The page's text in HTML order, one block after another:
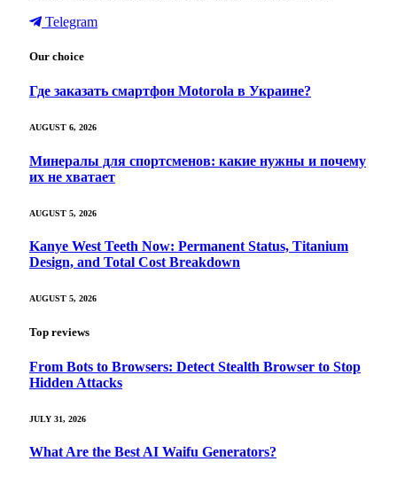
Telegram
Our choice
Где заказать смартфон Motorola в Украине?
AUGUST 6, 2026
Минералы для спортсменов: какие нужны и почему
их не хватает
AUGUST 5, 2026
Kanye West Teeth Now: Permanent Status, Titanium
Design, and Total Cost Breakdown
AUGUST 5, 2026
Top reviews
From Bots to Browsers: Detect Stealth Browser to Stop
Hidden Attacks
JULY 31, 2026
What Are the Best AI Waifu Generators?